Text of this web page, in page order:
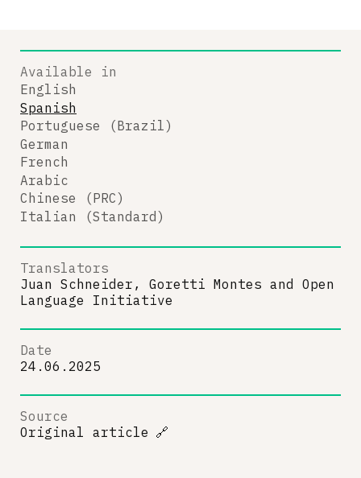
Available in
English
Spanish
Portuguese (Brazil)
German
French
Arabic
Chinese (PRC)
Italian (Standard)
Translators
Juan Schneider, Goretti Montes and Open
Language Initiative
Date
24.06.2025
Source
Original article 🔗